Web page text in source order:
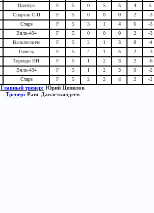
Пантерз F 5 0 5 5 4
5
Спартак С-П F 5 0 0 0 2
-3
Старз F 5 3 1 4 6
-3
Вялк-494 F 5 0 0 0 2
-3
Вальпелличе F 5 2 1 3 8
-4
Гомель F 5 4 1 5 2
-3
Торпедо НН F 5 1 2 3 2
-6
Вялк-494 F 5 1 2 3 0
-2
Старз F 5 2 2 4 2
-2
Главный тренер: Юрий Цепилов
Тренер: Раис Давлеткилдеев